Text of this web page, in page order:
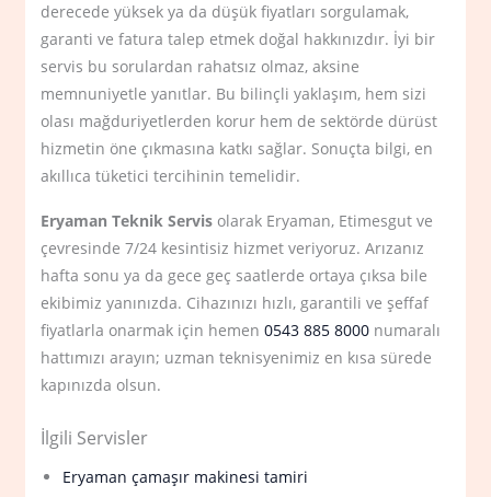
derecede yüksek ya da düşük fiyatları sorgulamak,
garanti ve fatura talep etmek doğal hakkınızdır. İyi bir
servis bu sorulardan rahatsız olmaz, aksine
memnuniyetle yanıtlar. Bu bilinçli yaklaşım, hem sizi
olası mağduriyetlerden korur hem de sektörde dürüst
hizmetin öne çıkmasına katkı sağlar. Sonuçta bilgi, en
akıllıca tüketici tercihinin temelidir.
Eryaman Teknik Servis olarak Eryaman, Etimesgut ve
çevresinde 7/24 kesintisiz hizmet veriyoruz. Arızanız
hafta sonu ya da gece geç saatlerde ortaya çıksa bile
ekibimiz yanınızda. Cihazınızı hızlı, garantili ve şeffaf
fiyatlarla onarmak için hemen0543 885 8000 numaralı
hattımızı arayın; uzman teknisyenimiz en kısa sürede
kapınızda olsun.
İlgili Servisler
Eryaman çamaşır makinesi tamiri